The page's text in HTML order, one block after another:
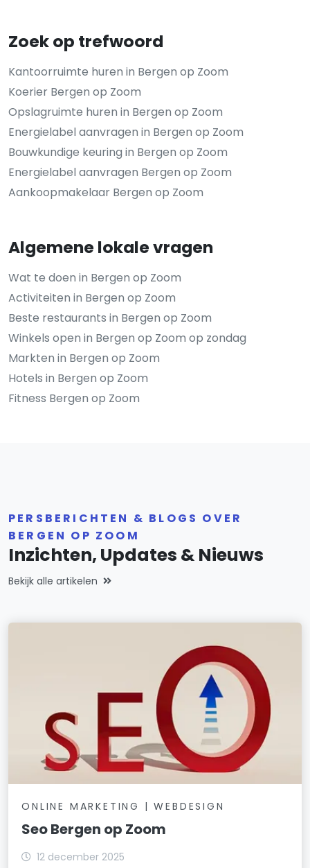
Zoek op trefwoord
Kantoorruimte huren in Bergen op Zoom
Koerier Bergen op Zoom
Opslagruimte huren in Bergen op Zoom
Energielabel aanvragen in Bergen op Zoom
Bouwkundige keuring in Bergen op Zoom
Energielabel aanvragen Bergen op Zoom
Aankoopmakelaar Bergen op Zoom
Algemene lokale vragen
Wat te doen in Bergen op Zoom
Activiteiten in Bergen op Zoom
Beste restaurants in Bergen op Zoom
Winkels open in Bergen op Zoom op zondag
Markten in Bergen op Zoom
Hotels in Bergen op Zoom
Fitness Bergen op Zoom
PERSBERICHTEN & BLOGS OVER
BERGEN OP ZOOM
Inzichten, Updates & Nieuws
Bekijk alle artikelen
ONLINE MARKETING | WEBDESIGN
Seo Bergen op Zoom
12 december 2025